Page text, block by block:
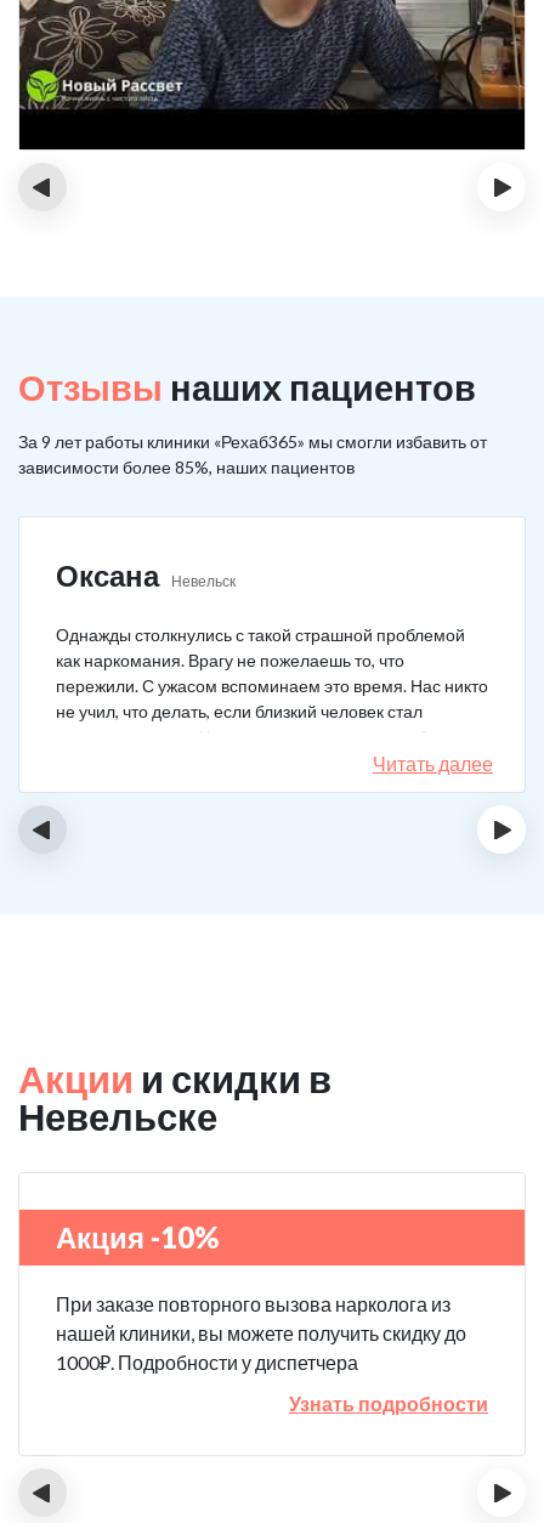
‹ ›
Отзывы наших пациентов
За 9 лет работы клиники «Рехаб365» мы смогли избавить от
зависимости более 85%, наших пациентов
Оксана Невельск
Однажды столкнулись с такой страшной проблемой
как наркомания. Врагу не пожелаешь то, что
пережили. С ужасом вспоминаем это время. Нас никто
не учил, что делать, если близкий человек стал
наркозависимым. Честно говоря, надежды не было,
думали, что все лечение бесполезно, но решили
попробовать и отправить родственника в клинику на
Читать далее
‹ ›
Акции и скидки в
Невельске
Акция -10%
При заказе повторного вызова нарколога из
нашей клиники, вы можете получить скидку до
1000₽. Подробности у диспетчера
Узнать подробности
‹ ›